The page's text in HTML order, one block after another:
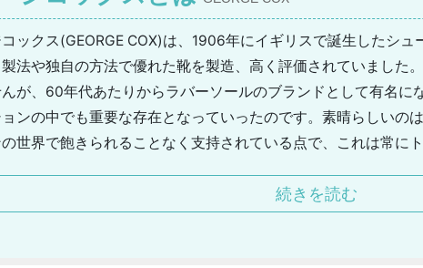
ックス(GEORGE COX)は、1906年にイギリスで誕生したシ
法や独自の方法で優れた靴を製造、高く評価されていました
が、60年代あたりからラバーソールのブランドとして有名に
ンの中でも重要な存在となっていったのです。素晴らしいの
世界で飽きられることなく支持されている点で、これは常に
な派手なアイテムまで、バリエーションは非常に豊富ですので
続きを読む